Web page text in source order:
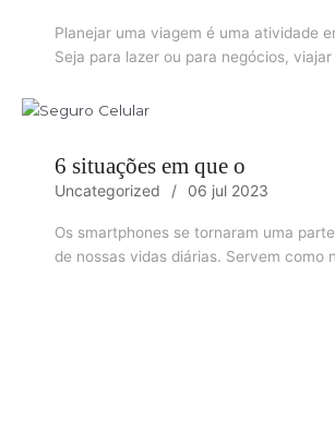
Planejar uma viagem é uma atividade
Seja para lazer ou para negócios, viajar
6 situações em que o
Uncategorized 06 jul 2023
Os smartphones se tornaram uma
de nossas vidas diárias. Servem como